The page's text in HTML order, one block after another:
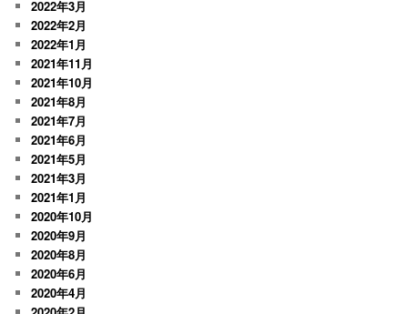
2022年3月
2022年2月
2022年1月
2021年11月
2021年10月
2021年8月
2021年7月
2021年6月
2021年5月
2021年3月
2021年1月
2020年10月
2020年9月
2020年8月
2020年6月
2020年4月